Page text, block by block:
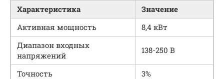
Характеристика
Значение
Активная мощность
8,4 кВт
Диапазон входных
напряжений
138-250 В
Точность
3%